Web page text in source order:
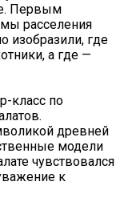
Первым
расселения
изобразили, где
а где —
класс по
древней
модели
чувствовался
к